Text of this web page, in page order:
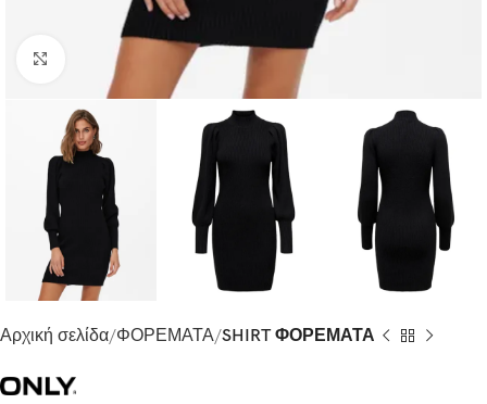
Click to enlarge
Αρχική σελίδα ΦΟΡΕΜΑΤΑ SHIRT ΦΟΡΕΜΑΤΑ